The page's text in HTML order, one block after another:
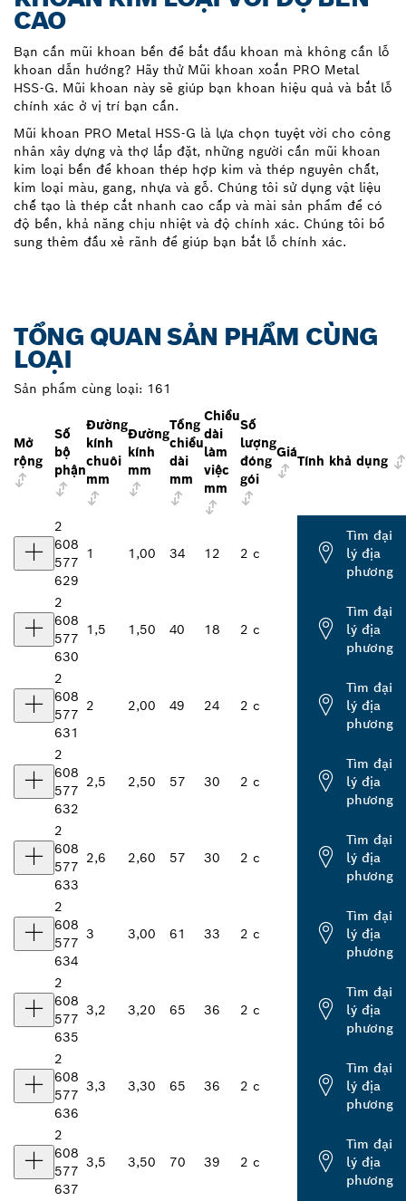
CAO
Bạn cần mũi khoan bền để bắt đầu khoan mà không cần lỗ
khoan dẫn hướng? Hãy thử Mũi khoan xoắn PRO Metal
HSS-G. Mũi khoan này sẽ giúp bạn khoan hiệu quả và bắt lỗ
chính xác ở vị trí bạn cần.
Mũi khoan PRO Metal HSS-G là lựa chọn tuyệt vời cho công
nhân xây dựng và thợ lắp đặt, những người cần mũi khoan
kim loại bền để khoan thép hợp kim và thép nguyên chất,
kim loại màu, gang, nhựa và gỗ. Chúng tôi sử dụng vật liệu
chế tạo là thép cắt nhanh cao cấp và mài sản phẩm để có
độ bền, khả năng chịu nhiệt và độ chính xác. Chúng tôi bổ
sung thêm đầu xẻ rãnh để giúp bạn bắt lỗ chính xác.
TỔNG QUAN SẢN PHẨM CÙNG
LOẠI
Sản phẩm cùng loại: 161
Mở
rộng
Số
bộ
phận
Đường
kính
chuôi
mm
Đường
kính
mm
Tổng
chiều
dài
mm
Chiều
dài
làm
việc
mm
Số
lượng
đóng
gói
Giá
Tính khả dụng
2
608
577
629
1 1,00 34 12 2 c
Tìm đại
lý địa
phương
2
608
577
630
1,5 1,50 40 18 2 c
Tìm đại
lý địa
phương
2
608
577
631
2 2,00 49 24 2 c
Tìm đại
lý địa
phương
2
608
577
632
2,5 2,50 57 30 2 c
Tìm đại
lý địa
phương
2
608
577
633
2,6 2,60 57 30 2 c
Tìm đại
lý địa
phương
2
608
577
634
3 3,00 61 33 2 c
Tìm đại
lý địa
phương
2
608
577
635
3,2 3,20 65 36 2 c
Tìm đại
lý địa
phương
2
608
577
636
3,3 3,30 65 36 2 c
Tìm đại
lý địa
phương
2
608
577
637
3,5 3,50 70 39 2 c
Tìm đại
lý địa
phương